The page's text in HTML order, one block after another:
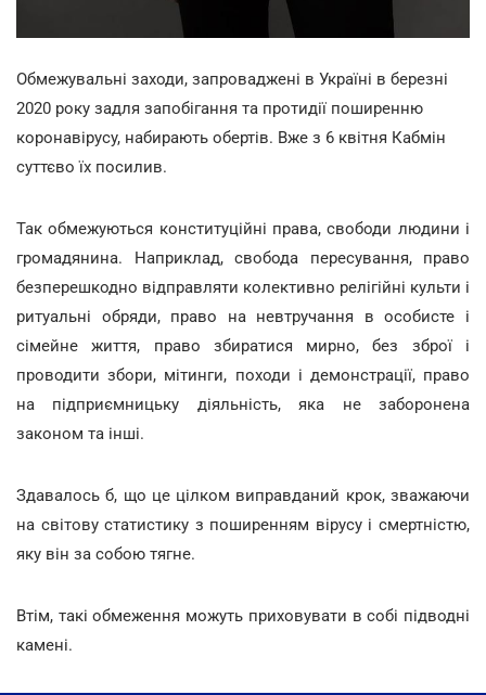
Обмежувальні заходи, запроваджені в Україні в березні
2020 року задля запобігання та протидії поширенню
коронавірусу, набирають обертів. Вже з 6 квітня Кабмін
суттєво їх посилив.
Так обмежуються конституційні права, свободи людини і
громадянина. Наприклад, свобода пересування, право
безперешкодно відправляти колективно релігійні культи і
ритуальні обряди, право на невтручання в особисте і
сімейне життя, право збиратися мирно, без зброї і
проводити збори, мітинги, походи і демонстрації, право
на підприємницьку діяльність, яка не заборонена
законом та інші.
Здавалось б, що це цілком виправданий крок, зважаючи
на світову статистику з поширенням вірусу і смертністю,
яку він за собою тягне.
Втім, такі обмеження можуть приховувати в собі підводні
камені.